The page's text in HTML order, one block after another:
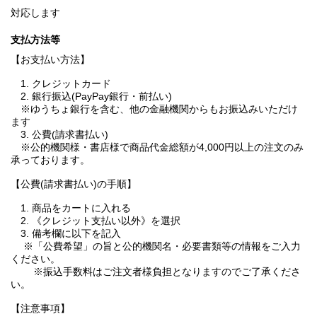
対応します
支払方法等
【お支払い方法】
1. クレジットカード
2. 銀行振込(PayPay銀行・前払い)
※ゆうちょ銀行を含む、他の金融機関からもお振込みいただけ
ます
3. 公費(請求書払い)
※公的機関様・書店様で商品代金総額が4,000円以上の注文のみ
承っております。
【公費(請求書払い)の手順】
1. 商品をカートに入れる
2. 《クレジット支払い以外》を選択
3. 備考欄に以下を記入
※「公費希望」の旨と公的機関名・必要書類等の情報をご入力
ください。
※振込手数料はご注文者様負担となりますのでご了承くださ
い。
【注意事項】